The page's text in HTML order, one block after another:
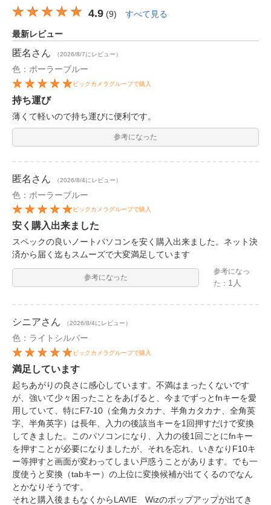
4.9 (9) すべて見る
最新レビュー
匿名 さん （2026/8/7にレビュー）
色：ポーラーブルー
ビックカメラグループで購入
持ち運び
薄くて軽いので持ち運びに便利です。
参考になった
匿名 さん （2026/8/4にレビュー）
色：ポーラーブルー
ビックカメラグループで購入
安く購入出来ました
スペックの良いノートパソコンを安く購入出来ました。ネット決
済から届く迄もスムーズで大変満足しています
参考になった
参考になっ
た： 1人
シニアさん （2026/8/4にレビュー）
色：ライトシルバー
ビックカメラグループで購入
満足しています
起ちあがりの良さに感心しています。不満はまったくないです
が、強いて少々困ったことをあげると、今までずっとfnキーを愛
用していて、特にF7-10（全角カタカナ、半角カタカナ、全角英
字、半角英字）は長年、入力の後該当キーを1回押すだけで変換
してきました。このパソコンになり、入力の後1回ごとにfnキー
を押すことが必要になりましたが、それを忘れ、いきなりF10キ
ー等押すと画面が変わってしまい戸惑うことがあります。でも一
度使うと変換（tabキー）の上位に変換候補が出てくるのでなん
とかなりそうです。
それと購入後まもなくからLAVIE Wizのポップアップが出てき